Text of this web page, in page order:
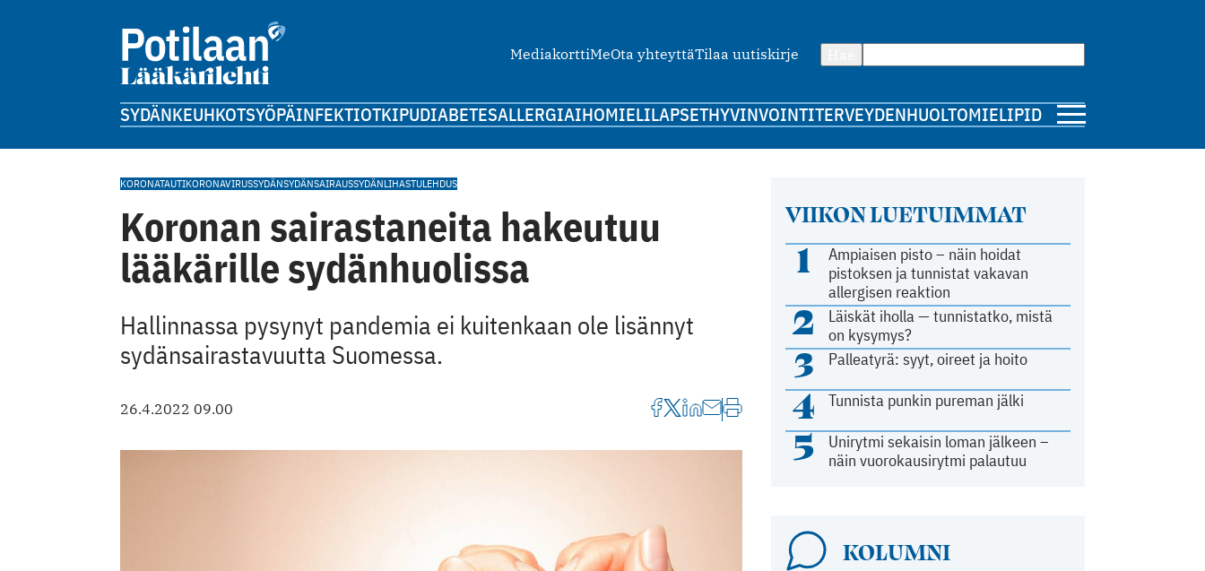
MediakorttiMeOta yhteyttäTilaa uutiskirje
SYDÄNKEUHKOTSYÖPÄINFEKTIOTKIPUDIABETESALLERGIAIHOMIELILAPSETHYVINVOINTITERVEYDENHUOLTOMIELIPIDE
VIIKON LUETUIMMAT
1
Ampiaisen pisto – näin hoidat
pistoksen ja tunnistat vakavan
allergisen reaktion
2
Läiskät iholla — tunnistatko, mistä
on kysymys?
3 Palleatyrä: syyt, oireet ja hoito
4 Tunnista punkin pureman jälki
5
Unirytmi sekaisin loman jälkeen –
näin vuorokausirytmi palautuu
KOLUMNI
KORONATAUTIKORONAVIRUSSYDÄNSYDÄNSAIRAUSSYDÄNLIHASTULEHDUS
Koronan sairastaneita hakeutuu
lääkärille sydänhuolissa
Hallinnassa pysynyt pandemia ei kuitenkaan ole lisännyt
sydänsairastavuutta Suomessa.
26.4.2022 09.00